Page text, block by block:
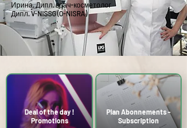
Ирина, Дипл. врач-косметолог
Дипл. V-NISSG (O-NISRA)
Deal of the day !
Promotions
Plan Abonnements -
Subscription